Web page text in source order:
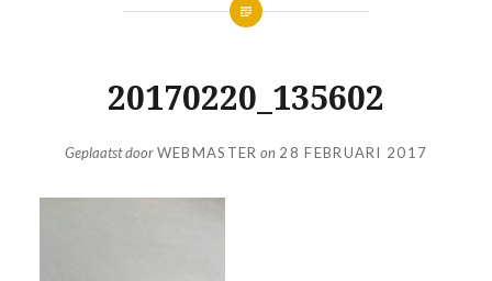
20170220_135602
Geplaatst doorWEBMASTER on 28 FEBRUARI 2017